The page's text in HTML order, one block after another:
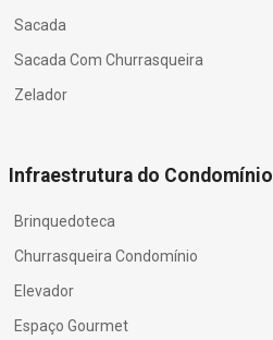
Sacada
Sacada Com Churrasqueira
Zelador
Infraestrutura do Condomínio
Brinquedoteca
Churrasqueira Condomínio
Elevador
Espaço Gourmet